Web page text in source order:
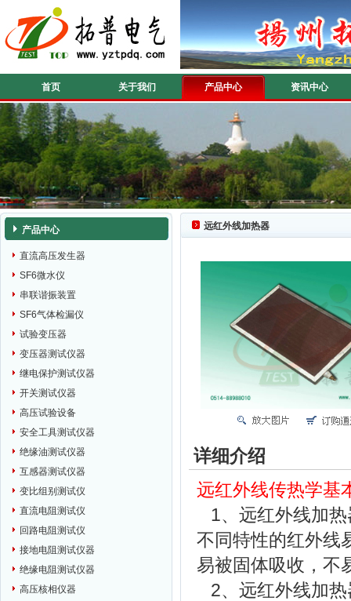
首页 关于我们 产品中心 资讯中心
产品中心
直流高压发生器
SF6微水仪
串联谐振装置
SF6气体检漏仪
试验变压器
变压器测试仪器
继电保护测试仪器
开关测试仪器
高压试验设备
安全工具测试仪器
绝缘油测试仪器
互感器测试仪器
变比组别测试仪
直流电阻测试仪
回路电阻测试仪
接地电阻测试仪器
绝缘电阻测试仪器
高压核相仪器
远红外线加热器
详细介绍
远红外线传热学基
1、远红外线加
不同特性的红外线
易被固体吸收，不
2、远红外线加热